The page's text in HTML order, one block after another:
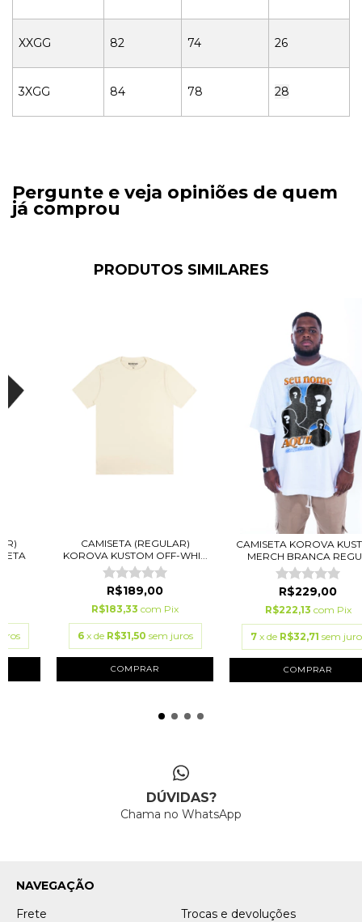
XXGG 82 74 26
3XGG 84 78 28
Pergunte e veja opiniões de quem
já comprou
PRODUTOS SIMILARES
CAMISETA (REGULAR)
KOROVA KUSTOM OFF-WHI...
R$189,00
R$183,33 com Pix
6 x de R$31,50 sem juros
COMPRAR
CAMISETA KOROVA
MERCH BRANCA
R$229,00
R$222,13 com Pix
7 x de R$32,71 sem
COMPRAR
DÚVIDAS?
Chama no WhatsApp
NAVEGAÇÃO
Frete
Trocas e devoluções